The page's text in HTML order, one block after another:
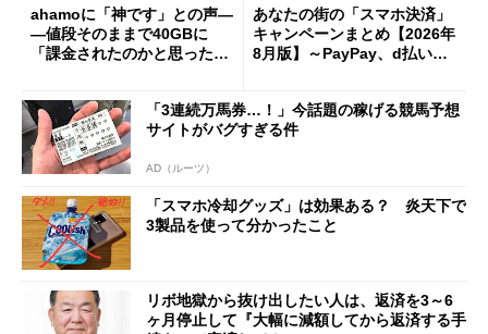
ahamoに「神です」との声―
―値段そのままで40GBに
「課金されたのかと思った」
あなたの街の「スマホ決済」
キャンペーンまとめ【2026年
8月版】～PayPay、d払い、a
「3連続万馬券…！」今話題の稼げる競馬予想
サイトがバグすぎる件
AD（ルーツ）
「スマホ冷却グッズ」は効果ある？ 炎天下で
3製品を使って分かったこと
リボ地獄から抜け出したい人は、返済を3～6
ヶ月停止して『大幅に減額してから返済する手